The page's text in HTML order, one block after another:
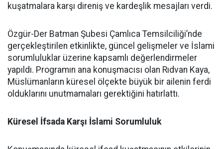
kuşatmalara karşı direniş ve kardeşlik mesajları verdi.
Özgür-Der Batman Şubesi Çamlıca Temsilciliği’nde
gerçekleştirilen etkinlikte, güncel gelişmeler ve İslami
sorumluluklar üzerine kapsamlı değerlendirmeler
yapıldı. Programın ana konuşmacısı olan Rıdvan Kaya,
Müslümanların küresel ölçekte büyük bir ailenin ferdi
olduklarını unutmamaları gerektiğini hatırlattı.
Küresel İfsada Karşı İslami Sorumluluk